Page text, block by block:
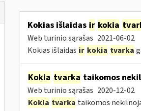
Kokias išlaidas ir kokia
Web turinio sąrašas 2021-06-02
Kokias išlaidas ir kokia tvarka
Kokia tvarka taikomos
Web turinio sąrašas 2020-12-02
Kokia tvarka taikomos